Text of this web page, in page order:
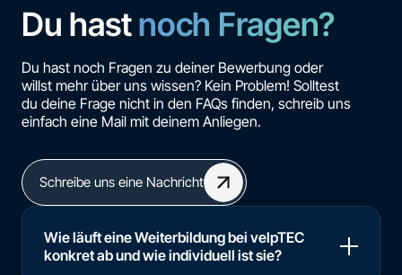
Du hastnoch Fragen?
Du hast noch Fragen zu deiner Bewerbung oder
willst mehr über uns wissen? Kein Problem! Solltest
du deine Frage nicht in den FAQs finden, schreib uns
einfach eine Mail mit deinem Anliegen.
Schreibe uns eine Nachricht
Wie läuft eine Weiterbildung bei velpTEC
konkret ab und wie individuell ist sie?